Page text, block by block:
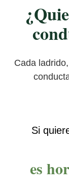
Cada
Si
es